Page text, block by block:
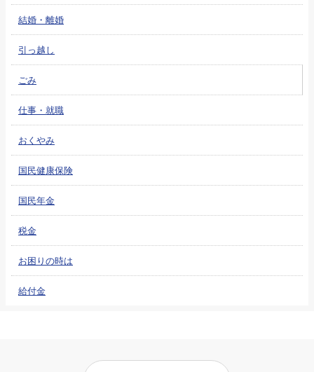
結婚・離婚
引っ越し
ごみ
仕事・就職
おくやみ
国民健康保険
国民年金
税金
お困りの時は
給付金